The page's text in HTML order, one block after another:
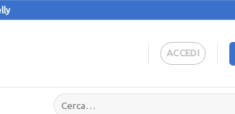
ACCEDI
Cerca: